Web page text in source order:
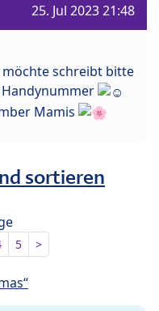
25. Jul 2023 21:48
möchte schreibt bitte
Mamis
sortieren
5 >